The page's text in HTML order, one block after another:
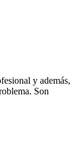
y además,
Son